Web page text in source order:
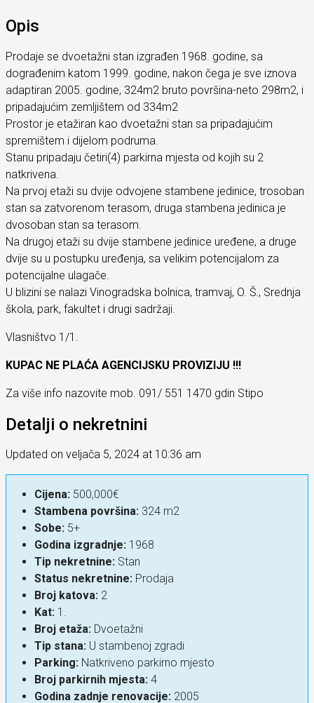
Opis
Prodaje se dvoetažni stan izgrađen 1968. godine, sa
dograđenim katom 1999. godine, nakon čega je sve iznova
adaptiran 2005. godine, 324m2 bruto površina-neto 298m2, i
pripadajućim zemljištem od 334m2
Prostor je etažiran kao dvoetažni stan sa pripadajućim
spremištem i dijelom podruma.
Stanu pripadaju četiri(4) parkirna mjesta od kojih su 2
natkrivena.
Na prvoj etaži su dvije odvojene stambene jedinice, trosoban
stan sa zatvorenom terasom, druga stambena jedinica je
dvosoban stan sa terasom.
Na drugoj etaži su dvije stambene jedinice uređene, a druge
dvije su u postupku uređenja, sa velikim potencijalom za
potencijalne ulagače.
U blizini se nalazi Vinogradska bolnica, tramvaj, O. Š., Srednja
škola, park, fakultet i drugi sadržaji.
Vlasništvo 1/1.
KUPAC NE PLAĆA AGENCIJSKU PROVIZIJU !!!
Za više info nazovite mob. 091/ 551 1470 gdin Stipo
Detalji o nekretnini
Updated on veljača 5, 2024 at 10:36 am
Cijena: 500,000€
Stambena površina: 324 m2
Sobe: 5+
Godina izgradnje: 1968
Tip nekretnine: Stan
Status nekretnine: Prodaja
Broj katova: 2
Kat: 1.
Broj etaža: Dvoetažni
Tip stana: U stambenoj zgradi
Parking: Natkriveno parkirno mjesto
Broj parkirnih mjesta: 4
Godina zadnje renovacije: 2005